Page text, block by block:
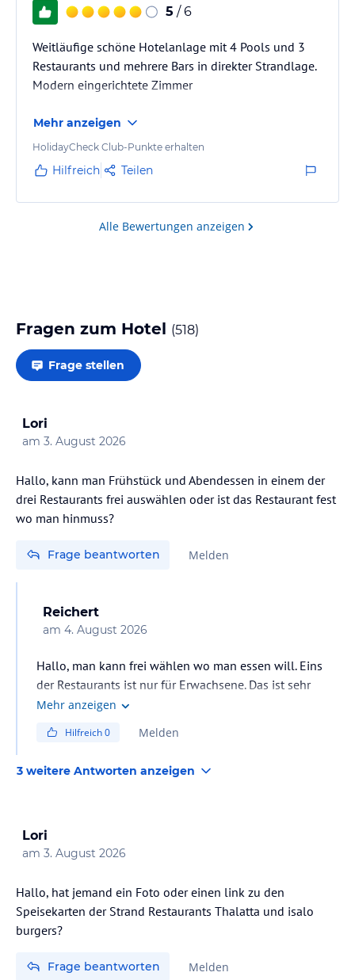
5 / 6
Weitläufige schöne Hotelanlage mit 4 Pools und 3
Restaurants und mehrere Bars in direkter Strandlage.
Modern eingerichtete Zimmer
Mehr anzeigen
HolidayCheck Club-Punkte erhalten
Hilfreich Teilen
Alle Bewertungen anzeigen
Fragen zum Hotel (518)
Frage stellen
Lori
am 3. August 2026
Hallo, kann man Frühstück und Abendessen in einem der
drei Restaurants frei auswählen oder ist das Restaurant fest
wo man hinmuss?
Frage beantworten Melden
Reichert
am 4. August 2026
Hallo, man kann frei wählen wo man essen will. Eins
der Restaurants ist nur für Erwachsene. Das ist sehr
angenehm wenn man etwas Ruhe beim Essen
Mehr anzeigen
Hilfreich0 Melden
3 weitere Antworten anzeigen
Lori
am 3. August 2026
Hallo, hat jemand ein Foto oder einen link zu den
Speisekarten der Strand Restaurants Thalatta und isalo
burgers?
Frage beantworten Melden